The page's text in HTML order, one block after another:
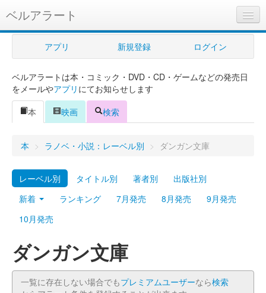
ベルアラート
ベルアラートとは
ヘルプ
新規登録
ログイン
Myシェルフ
プレミアム
アプリ 新規登録 ログイン
ベルアラートは本・コミック・DVD・CD・ゲームなどの発売日
をメールやアプリ にてお知らせします
本
映画 検索
本 > ラノベ・小説：レーベル別 > ダンガン文庫
レーベル別 タイトル別 著者別
出版社別
新着
ランキング 7月発売 8月発売
9月発売
10月発売
ダンガン文庫
一覧に存在しない場合でもプレミアムユーザーなら検索